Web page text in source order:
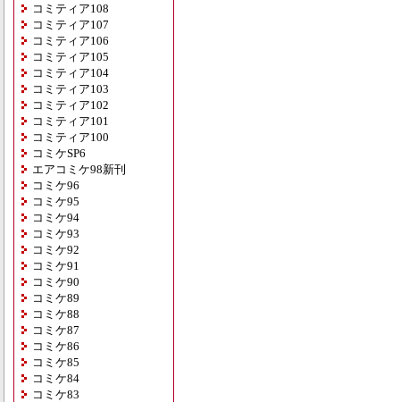
コミティア108
コミティア107
コミティア106
コミティア105
コミティア104
コミティア103
コミティア102
コミティア101
コミティア100
コミケSP6
エアコミケ98新刊
コミケ96
コミケ95
コミケ94
コミケ93
コミケ92
コミケ91
コミケ90
コミケ89
コミケ88
コミケ87
コミケ86
コミケ85
コミケ84
コミケ83